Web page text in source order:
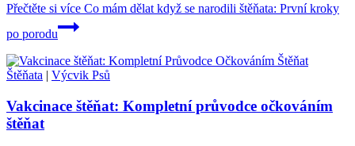
Přečtěte si více Co mám dělat když se narodili štěňata: První kroky
po porodu
Štěňata | Výcvik Psů
Vakcinace štěňat: Kompletní průvodce očkováním
štěňat